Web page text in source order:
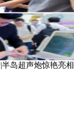
半岛超声炮惊艳亮相